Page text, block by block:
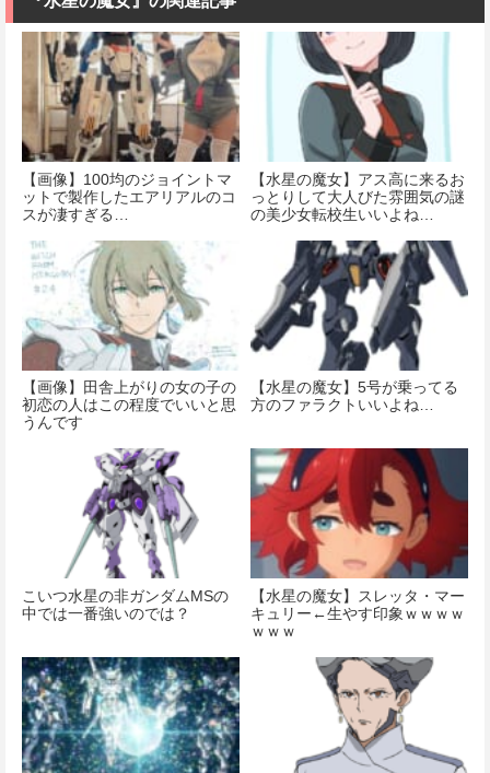
け済みプラモ
デル
価格：¥4,822
価格：¥8,820
【画像】100均のジョイントマ
ットで製作したエアリアルのコ
スが凄すぎる…
【水星の魔女】アス高に来るお
っとりして大人びた雰囲気の謎
の美少女転校生いいよね…
【画像】田舎上がりの女の子の
初恋の人はこの程度でいいと思
うんです
【水星の魔女】5号が乗ってる
方のファラクトいいよね…
こいつ水星の非ガンダムMSの
中では一番強いのでは？
【水星の魔女】スレッタ・マー
キュリー←生やす印象ｗｗｗｗ
ｗｗｗ